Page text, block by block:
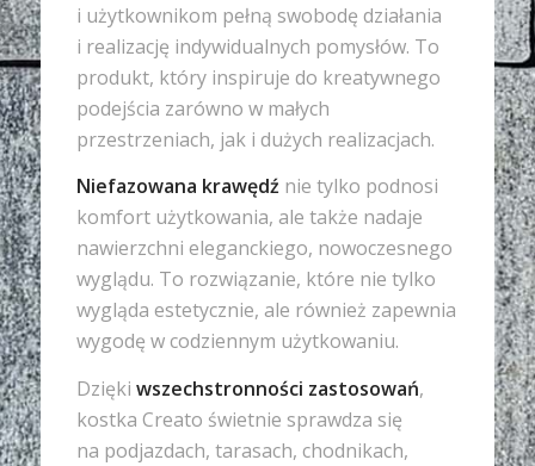
i użytkownikom pełną swobodę działania
i realizację indywidualnych pomysłów. To
produkt, który inspiruje do kreatywnego
podejścia zarówno w małych
przestrzeniach, jak i dużych realizacjach.
Niefazowana krawędź nie tylko podnosi
komfort użytkowania, ale także nadaje
nawierzchni eleganckiego, nowoczesnego
wyglądu. To rozwiązanie, które nie tylko
wygląda estetycznie, ale również zapewnia
wygodę w codziennym użytkowaniu.
Dzięki wszechstronności zastosowań,
kostka Creato świetnie sprawdza się
na podjazdach, tarasach, chodnikach,